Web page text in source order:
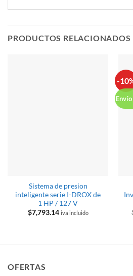
PRODUCTOS RELACIONADOS
Sistema de presion
inteligente serie I-DROX de
1 HP / 127 V
$7,793.14 iva incluido
-
OFERTAS